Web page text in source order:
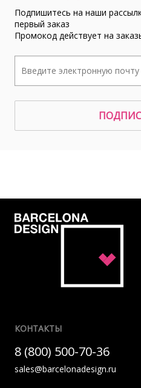
Подпишитесь на наши
первый заказ
Промокод действует на
КОНТАКТЫ
8 (800) 500-70-36
sales@barcelonadesign.ru